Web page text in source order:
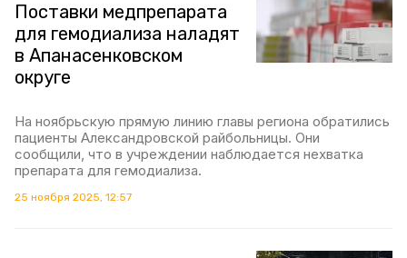
Поставки медпрепарата
для гемодиализа наладят
в Апанасенковском
округе
На ноябрьскую прямую линию главы региона обратились
пациенты Александровской райбольницы. Они
сообщили, что в учреждении наблюдается нехватка
препарата для гемодиализа.
25 ноября 2025, 12:57